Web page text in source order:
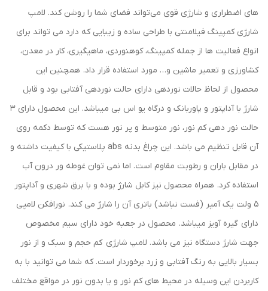
های اضطراری و شارژی قوی می‌تواند فضای شما را روشن کند. لامپ
شارژی کمپینگ فیلامنتی با طراحی ساده و زیبایی که دارد می تواند برای
انواع فعالیت ها از جمله کمپینگ، کوهنوردی، ماهیگیری، کار در معدن،
کشاورزی و تعمیر ماشین و… مورد استفاده قرار داد. همچنین این
محصول از لحاظ حالات نوردهی دارای حالت نوردهی آفتابی بود و قابل
شارژ با آداپتور و پاوربانک و درگاه یو اس بی میباشد. این محصول دارای 3
حالت نور دهی کم نور، نور متوسط و پر نور هست که توسط دکمه روی
آن قابل تنظیم می باشد. این چراغ بدنه abs پلاستیکی با کیفیت داشته و
در مقابل باران و رطوبت مقاوم است. اما نمی توان غوطه ور درون آب
استفاده کرد. همراه محصول نیز کابل شارژ بوده و با برق شهری و آداپتور
5 ولت یک آمپر (فست نباشد) باتری آن را شارژ می کند. نورافکن لامپی
دارای گیره آویز میباشد. محصول در جعبه خود دارای سیم مخصوص
جهت شارژ دستگاه نیز می باشد. لامپ شارژی کم حجم و سبک و از نور
بسیار بالایی به رنگ آفتابی و زرد برخوردار است. که شما می توانید با به
کاربردن این وسیله در محیط های کم نور و یا بدون نور در مواقع مختلف